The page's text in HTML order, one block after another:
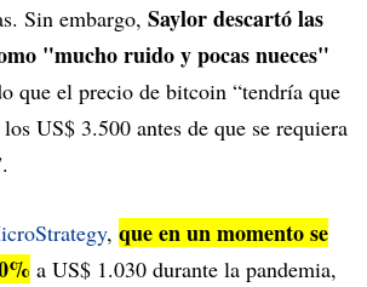
Sin embargo, Saylor descartó las
"mucho ruido y pocas nueces"
que el precio de bitcoin “tendría que
US$ 3.500 antes de que se requiera
, que en un momento se
a US$ 1.030 durante la pandemia,